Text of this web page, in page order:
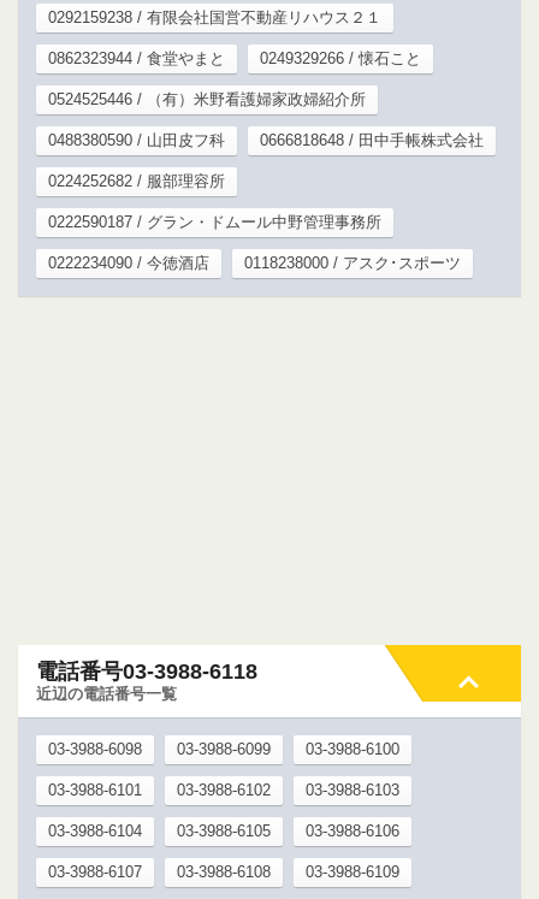
0292159238 / 有限会社国営不動産リハウス２１
0862323944 / 食堂やまと 0249329266 / 懐石こと
0524525446 / （有）米野看護婦家政婦紹介所
0488380590 / 山田皮フ科 0666818648 / 田中手帳株式会社
0224252682 / 服部理容所
0222590187 / グラン・ドムール中野管理事務所
0222234090 / 今徳酒店 0118238000 / アスク･スポーツ
電話番号03-3988-6118
近辺の電話番号一覧
03-3988-6098 03-3988-6099 03-3988-6100
03-3988-6101 03-3988-6102 03-3988-6103
03-3988-6104 03-3988-6105 03-3988-6106
03-3988-6107 03-3988-6108 03-3988-6109